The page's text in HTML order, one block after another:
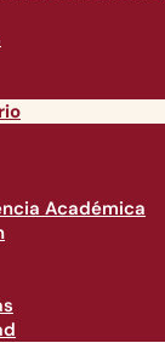
Académica